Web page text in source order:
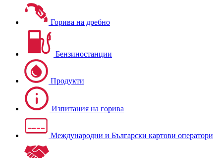
Горива на дребно
Бензиностанции
Продукти
Изпитания на горива
Международни и Български картови оператори